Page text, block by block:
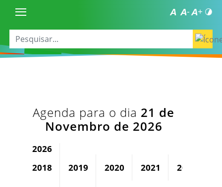
Agenda para o dia 21 de
Novembro de 2026
2026
2018
2019 2020 2021 2022